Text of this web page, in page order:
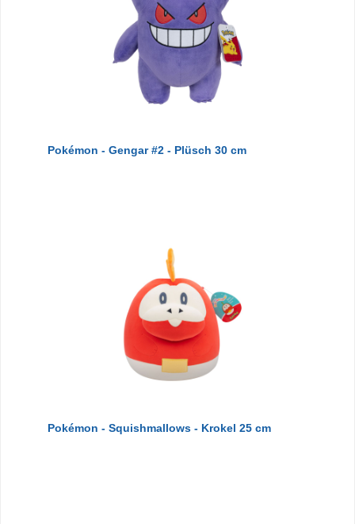
Pokémon - Gengar #2 - Plüsch 30 cm
Pokémon - Squishmallows - Krokel 25 cm